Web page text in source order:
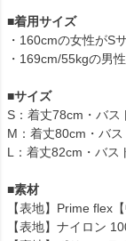
■着用サイズ
・160cmの女性がS
・169cm/55kgの男
■サイズ
S：着丈78cm・バ
М：着丈80cm・バ
L：着丈82cm・バス
■素材
【表地】Prime flex
【表地】ナイロン